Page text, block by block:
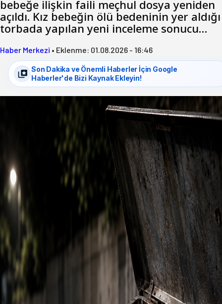
bebeğe ilişkin faili meçhul dosya yeniden
açıldı. Kız bebeğin ölü bedeninin yer aldığı
torbada yapılan yeni inceleme sonucu…
Haber Merkezi • Eklenme: 01.08.2026 - 16:46
Son Dakika ve Önemli Haberler İçin Google
Haberler'de Bizi Kaynak Ekleyin!